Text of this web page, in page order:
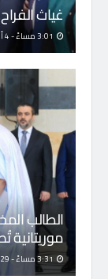
غياث
الطالب